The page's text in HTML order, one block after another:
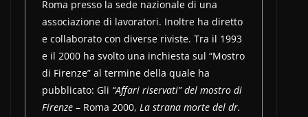
Roma presso la sede nazionale di una
associazione di lavoratori. Inoltre ha diretto
e collaborato con diverse riviste. Tra il 1993
e il 2000 ha svolto una inchiesta sul “Mostro
di Firenze” al termine della quale ha
pubblicato: Gli “Affari riservati” del mostro di
Firenze – Roma 2000, La strana morte del dr.